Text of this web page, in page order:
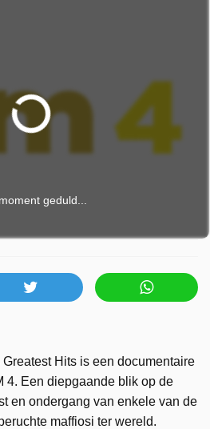
geduld...
Greatest Hits is een documentaire
4. Een diepgaande blik op de
en ondergang van enkele van de
maffiosi ter wereld.